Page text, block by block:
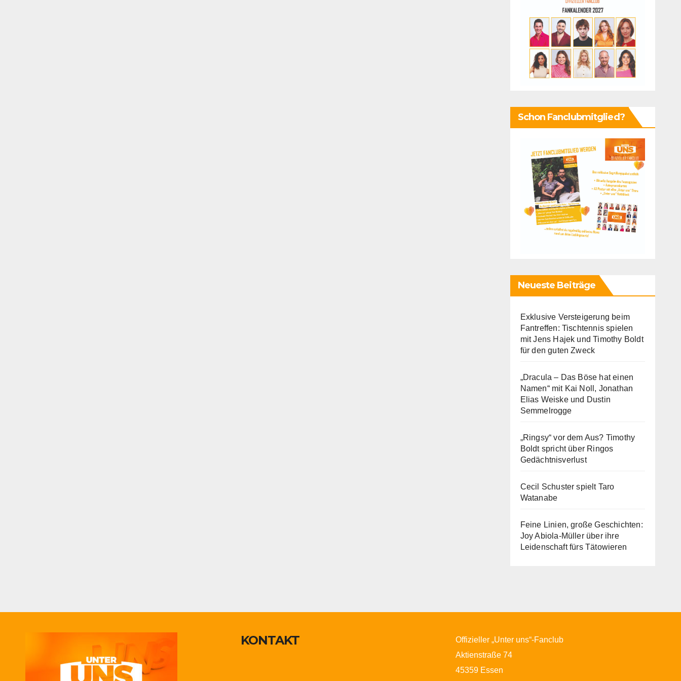
Schon Fanclubmitglied?
Neueste Beiträge
Exklusive Versteigerung beim
Fantreffen: Tischtennis spielen
mit Jens Hajek und Timothy Boldt
für den guten Zweck
„Dracula – Das Böse hat einen
Namen“ mit Kai Noll, Jonathan
Elias Weiske und Dustin
Semmelrogge
„Ringsy“ vor dem Aus? Timothy
Boldt spricht über Ringos
Gedächtnisverlust
Cecil Schuster spielt Taro
Watanabe
Feine Linien, große Geschichten:
Joy Abiola-Müller über ihre
Leidenschaft fürs Tätowieren
KONTAKT
Offizieller „Unter uns“-Fanclub
Aktienstraße 74
45359 Essen